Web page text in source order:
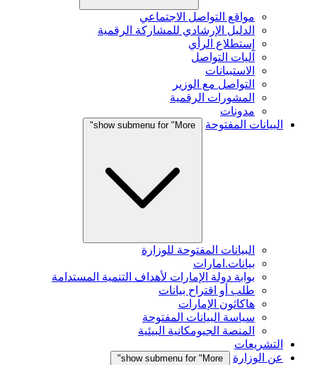
مواقع التواصل الاجتماعي
الدليل الإرشادي للمشاركة الرقمية
إستطلاع الرأي
آليات التواصل
الاستبيانات
التواصل مع الوزير
المشورات الرقمية
مدونات
البيانات المفتوحة
show submenu for "More"
البيانات المفتوحة للوزارة
بيانات.امارات
بوابة دولة الإمارات لأهداف التنمية المستدامة
طلب أو اقتراح بيانات
هاكاثون الإمارات
سياسة البيانات المفتوحة
المنصة الجيومكانية البيئية
التشريعات
عن الوزارة
show submenu for "More"